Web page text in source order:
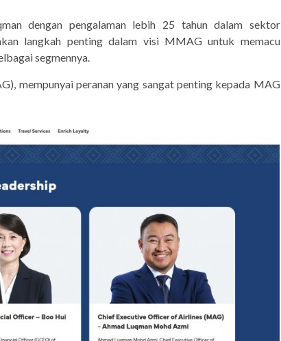
dengan pengalaman lebih 25 tahun dalam sektor
langkah penting dalam visi MMAG untuk memacu
segmennya.
mempunyai peranan yang sangat penting kepada MAG